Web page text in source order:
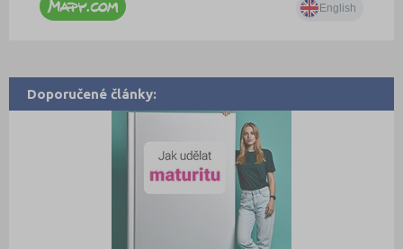
Doporučené články: